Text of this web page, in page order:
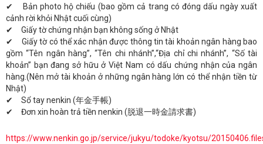
✔ Bản photo hộ chiếu (bao gồm cả trang có đóng dấu ngày xuất
cảnh rời khỏi Nhật cuối cùng)
✔ Giấy tờ chứng nhận bạn không sống ở Nhật
✔ Giấy tờ có thể xác nhận được thông tin tài khoản ngân hàng bao
gồm “Tên ngân hàng”, “Tên chi nhánh”,“Địa chỉ chi nhánh”, “Số tài
khoản” bạn đang sở hữu ở Việt Nam có dấu chứng nhận của ngân
hàng.(Nên mở tài khoản ở những ngân hàng lớn có thể nhận tiền từ
Nhật)
✔ Sổ tay nenkin (年金手帳)
✔ Đơn xin hoàn trả tiền nenkin (脱退一時金請求書)
https://www.nenkin.go.jp/service/jukyu/todoke/kyotsu/